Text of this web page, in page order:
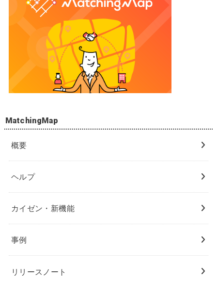
MatchingMap
概要
ヘルプ
カイゼン・新機能
事例
リリースノート